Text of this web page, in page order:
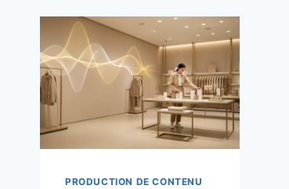
PRODUCTION DE CONTENU